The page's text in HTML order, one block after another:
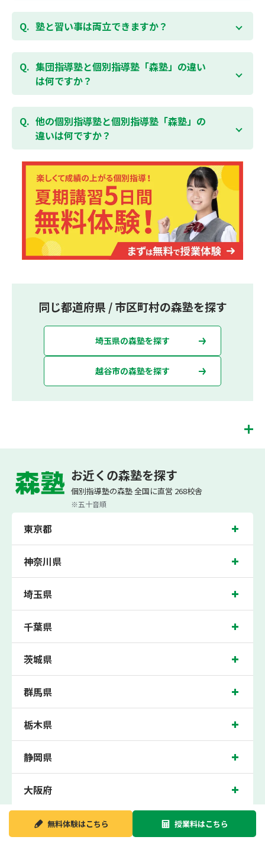
様の成績アップを目指しましょう！まずは無料授業体
験を！
無料体験はこちら
森塾では保護者様に「安心して」入塾をご検討いただ
くために、ご入塾後4回授業を受けられるまでに入塾
「全額」を返金させていただく「返金制度」をご用意
しております。
塾と習い事は両立できますか？
森塾は個別指導ですので、時間や曜日を自由に選択す
ることができます。そのため、部活やすでにお通いの
習い事などと無理なく両立することができます。
集団指導塾と個別指導塾「森塾」の違い
は何ですか？
集団指導塾は多人数の生徒に対して授業を行う学校の
授業と似たスタイルでの指導となりますが、個別指導
塾の森塾は一人ひとりの学習スピードに合わせて個別
に指導します。
他の個別指導塾と個別指導塾「森塾」の
違いは何ですか？
個別指導塾の森塾は、「先生1人に生徒2人まで」の個
別指導で、「1科目＋20点の成績保証」が大評判の塾
です。しかも、「保護者様にも安心の授業料」で、多
くの保護者様からご好評いただいております。
同じ都道府県 / 市区町村の森塾を探す
埼玉県の森塾を探す
越谷市の森塾を探す
生は3科目（算数・英語・国語）[個別]とDOJO[集団]、中学生は5科目（数学・英
語・国語・理科・社会）、高校生は7科目（数学・英語・国語[古典・現代文]・理
科[物理・化学・生物・地学]・地理歴史・公民・小論文）を提供しています。
また、個別指導塾「森塾」では「成績保証制度」を提供しており、高校生の入塾後
満でご入塾の場合、受講科目が1科目で+20点以上。60点以上でご入塾の場合、そ
上がらなければ、3学期目の対象科目授業料を全額免除し、1学期間無料で指導させ
ていただきます。＊定期テストの一科目あたりの満点数が100点でない地域では、
100点満点に換算した場合の上記 記載点数相当の内容を保証させていただきます。
桜井小学校の各小学校や、千間台中学校、平方中学校、越谷北中学校、北陽中学
ストなどのテスト対策や高校受験・大学受験に向けた受験指導などを実施。
せんげん台近くの塾・個別指導塾。埼玉県越谷市の小学生・中学生・高校生の成績
アップの塾・個別指導塾なら「森塾 せんげん台校」へ。
せんげん台校の住所は埼玉県越谷市。周辺には安楽亭やカワチなどがございます。
域の評判を呼び、せんげん台駅はもちろん、近隣の大袋駅や武里駅からもお通いい
ただいております。無料体験受付中です！
お近くの森塾を探す
個別指導塾の森塾 全国に直営 268校舎
※五十音順
東京都
神奈川県
埼玉県
千葉県
茨城県
群馬県
栃木県
静岡県
大阪府
新潟県無料体験はこちら 授業料はこちら